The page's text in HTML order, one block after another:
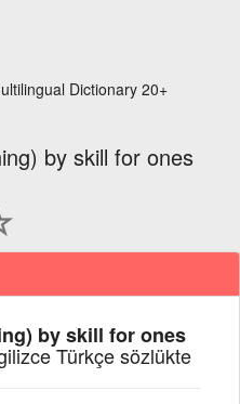
Dictionary 20+
by skill for ones
by skill for ones
Türkçe sözlükte